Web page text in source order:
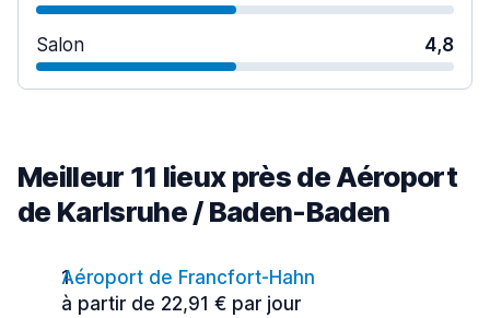
Salon 4,8
Meilleur 11 lieux près de Aéroport
de Karlsruhe / Baden-Baden
Aéroport de Francfort-Hahn
à partir de 22,91 € par jour